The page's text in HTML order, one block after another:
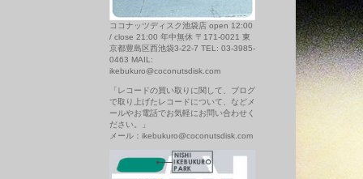
ココナッツディスク池袋店 open 12:00
/ close 21:00 年中無休 〒171-0021 東
京都豊島区西池袋3-22-7 TEL: 03-3985-
0463 MAIL:
ikebukuro@coconutsdisk.com
「レコードの買い取りに関して、ブログ
で取り上げたレコードについて、などメ
ールやお電話でお気軽にお問い合わせく
ださい。」
メール：ikebukuro@coconutsdisk.com